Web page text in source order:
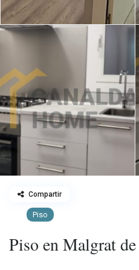
Piso
Piso en Malgrat
Compartir